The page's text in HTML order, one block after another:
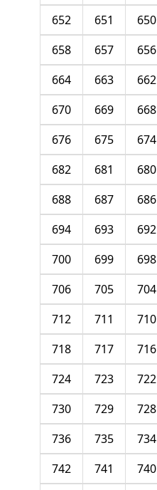
650
651
652
656
657
658
662
663
664
668
669
670
674
675
676
680
681
682
686
687
688
692
693
694
698
699
700
704
705
706
710
711
712
716
717
718
722
723
724
728
729
730
734
735
736
740
741
742